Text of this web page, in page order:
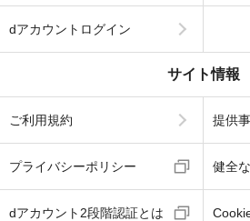
dアカウントログイン
サイト情報
ご利用規約 提供
プライバシーポリシー 健全
dアカウント2段階認証とは